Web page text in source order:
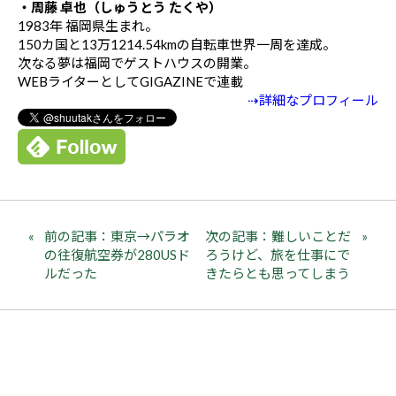
・周藤 卓也（しゅうとう たくや）
1983年 福岡県生まれ。
150カ国と13万1214.54kmの自転車世界一周を達成。
次なる夢は福岡でゲストハウスの開業。
WEBライターとしてGIGAZINEで連載
⇢詳細なプロフィール
前の記事：東京→パラオ
の往復航空券が280USド
ルだった
次の記事：難しいことだ
ろうけど、旅を仕事にで
きたらとも思ってしまう